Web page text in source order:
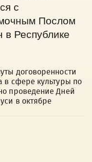
с
Послом
в Республике
договоренности
в сфере культуры по
проведение Дней
в октябре